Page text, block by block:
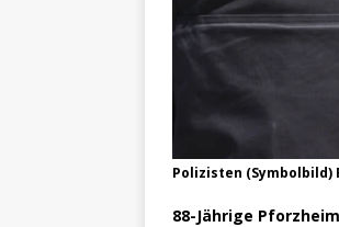
Polizisten (Symbolbild)
88-Jährige